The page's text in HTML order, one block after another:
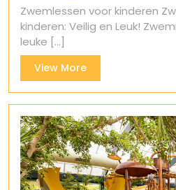
Zwemlessen voor kinderen
kinderen: Veilig en Leuk!
leuke [...]
View MoreView
More